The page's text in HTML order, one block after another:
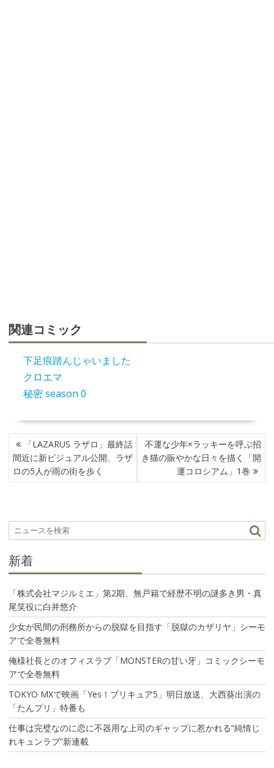
関連コミック
下足痕踏んじゃいました
クロエマ
秘密 season 0
投
稿
ナ
ビ
シ
ョ
「LAZARUS ラザロ」最終話
間近に新ビジュアル公開、ラザ
ロの5人が雨の街を歩く
不運な少年×ラッキーを呼ぶ招
き猫の賑やかな日々を描く「開
運コロシアム」1巻
新着
「株式会社マジルミエ」第2期、無戸籍で経歴不明の謎多き男・真
尾笑役に白井悠介
少女が民間の刑務所からの脱獄を目指す「脱獄のカザリヤ」シーモ
アで全巻無料
俺様社長とのオフィスラブ「MONSTERの甘い牙」コミックシーモ
アで全巻無料
TOKYO MXで映画「Yes！プリキュア5」明日放送、大西葵出演の
「たんプリ」特番も
仕事は完璧なのに恋に不器用な上司のギャップに惹かれる“純情じ
れキュンラブ”新連載